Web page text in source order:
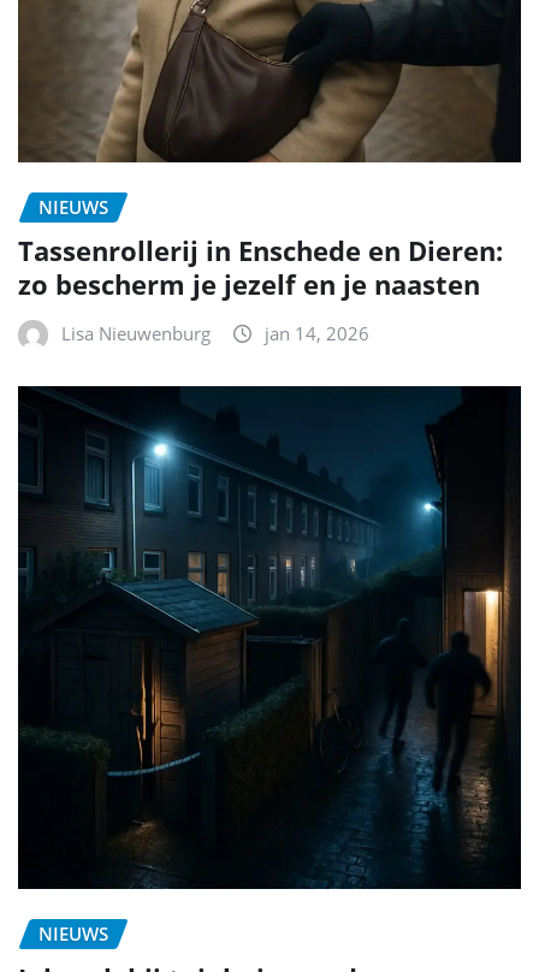
NIEUWS
Tassenrollerij in Enschede en Dieren:
zo bescherm je jezelf en je naasten
Lisa Nieuwenburg jan 14, 2026
NIEUWS